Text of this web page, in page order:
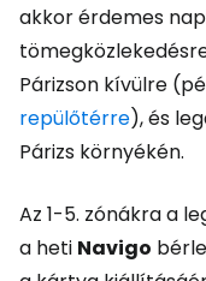
akkor érdemes
Párizson kívülre
repülőtérre), és
Párizs környékén.
Az 1-5. zónákra a
a heti Navigo